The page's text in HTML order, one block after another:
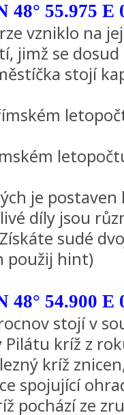
48° 55.975 E
vzniklo na
jimž se
stojí
je
díly jsou
sudé
použij hint)
48° 54.900 E
stojí v
kríž z
kríž
spojující
pochází ze